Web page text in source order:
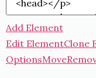
Add Element
Edit ElementClone
OptionsMove